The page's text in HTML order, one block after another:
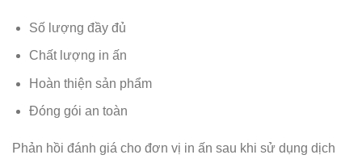
Số lượng đầy đủ
Chất lượng in ấn
Hoàn thiện sản phẩm
Đóng gói an toàn
Phản hồi đánh giá cho đơn vị in ấn sau khi sử dụng dịch